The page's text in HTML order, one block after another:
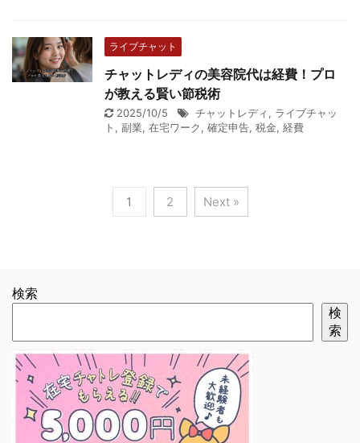
ライブチャット
チャットレディの美容院代は経費！プロ
が教える賢い節税術
2025/10/5 チャットレディ, ライブチャッ
ト , 副業, 在宅ワーク, 確定申告, 税金, 経費
1 2 Next »
検索
検
索